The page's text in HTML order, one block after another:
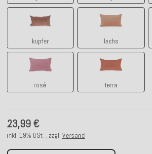
kupfer lachs
lachs
rosé
rosé
terra
terra
23,99 €
inkl. 19% USt. , zzgl. Versand